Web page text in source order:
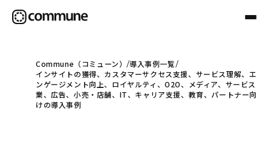
Communeについて
Commune（コミューン）
導入事例一覧
インサイトの獲得、カスタマーサクセス支援、サービス理解、エ
ンゲージメント向上、ロイヤルティ、O2O、メディア、サービス
業、広告、小売・店舗、IT、キャリア支援、教育、パートナー向
けの導入事例